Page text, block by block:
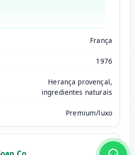
França
1976
Herança provençal,
ingredientes naturais
Premium/luxo